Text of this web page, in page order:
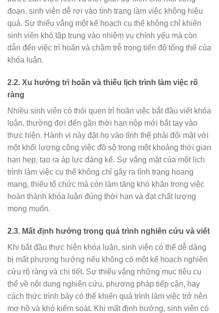
đoạn, sinh viên dễ rơi vào tình trạng làm việc không hiệu
quả. Sự thiếu vắng một kế hoạch cụ thể không chỉ khiến
sinh viên khó tập trung vào nhiệm vụ chính yếu mà còn
dẫn đến việc trì hoãn và chậm trễ trong tiến độ tổng thể của
khóa luận.
2.2. Xu hướng trì hoãn và thiếu lịch trình làm việc rõ
ràng
Nhiều sinh viên có thói quen trì hoãn việc bắt đầu viết khóa
luận, thường đợi đến gần thời hạn nộp mới bắt tay vào
thực hiện. Hành vi này đặt họ vào tình thế phải đối mặt với
một khối lượng công việc đồ sộ trong một khoảng thời gian
hạn hẹp, tạo ra áp lực đáng kể. Sự vắng mặt của một lịch
trình làm việc cụ thể không chỉ gây ra tình trạng hoang
mang, thiếu tổ chức mà còn làm tăng khó khăn trong việc
hoàn thành khóa luận đúng thời hạn và đạt chất lượng
mong muốn.
2.3. Mất định hướng trong quá trình nghiên cứu và viết
Khi bắt đầu thực hiện khóa luận, sinh viên có thể dễ dàng
bị mất phương hướng nếu không có một kế hoạch nghiên
cứu rõ ràng và chi tiết. Sự thiếu vắng những mục tiêu cụ
thể về nội dung nghiên cứu, phương pháp tiếp cận, hay
cách thức trình bày có thể khiến quá trình làm việc trở nên
mơ hồ và khó kiểm soát. Khi mất định hướng, sinh viên có